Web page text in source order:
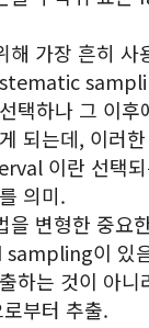
해 가장 흔히 사
택하나 그 이후
되는데, 이러
이란 선택되
의미.
을 변형한 중요
이 있
하는 것이 아니
부터 추출.